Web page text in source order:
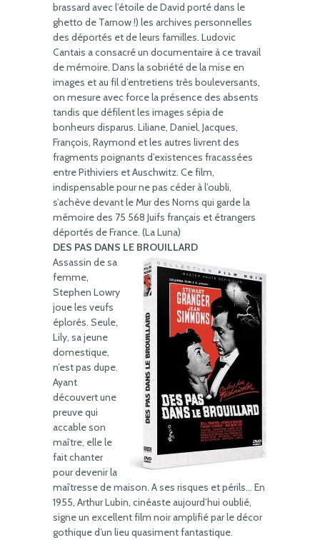
brassard avec l’étoile de David porté dans le
ghetto de Tarnow !) les archives personnelles
des déportés et de leurs familles. Ludovic
Cantais a consacré un documentaire à ce travail
de mémoire. Dans la sobriété de la mise en
images et au fil d’entretiens très bouleversants,
on mesure avec force la présence des absents
tandis que défilent les images sépia de
bonheurs disparus. Liliane, Daniel, Jacques,
François, Raymond et les autres livrent des
fragments poignants d’existences fracassées
entre Pithiviers et Auschwitz. Ce film,
indispensable pour ne pas céder à l’oubli,
s’achève devant le Mur des Noms qui garde la
mémoire des 75 568 Juifs français et étrangers
déportés de France. (La Luna)
DES PAS DANS LE BROUILLARD
Assassin de sa
femme,
Stephen Lowry
joue les veufs
éplorés. Seule,
Lily, sa jeune
domestique,
n’est pas dupe.
Ayant
découvert une
preuve qui
accable son
maître, elle le
fait chanter
pour devenir la
maîtresse de maison. A ses risques et périls… En
1955, Arthur Lubin, cinéaste aujourd’hui oublié,
signe un excellent film noir amplifié par le décor
gothique d’un lieu quasiment fantastique.